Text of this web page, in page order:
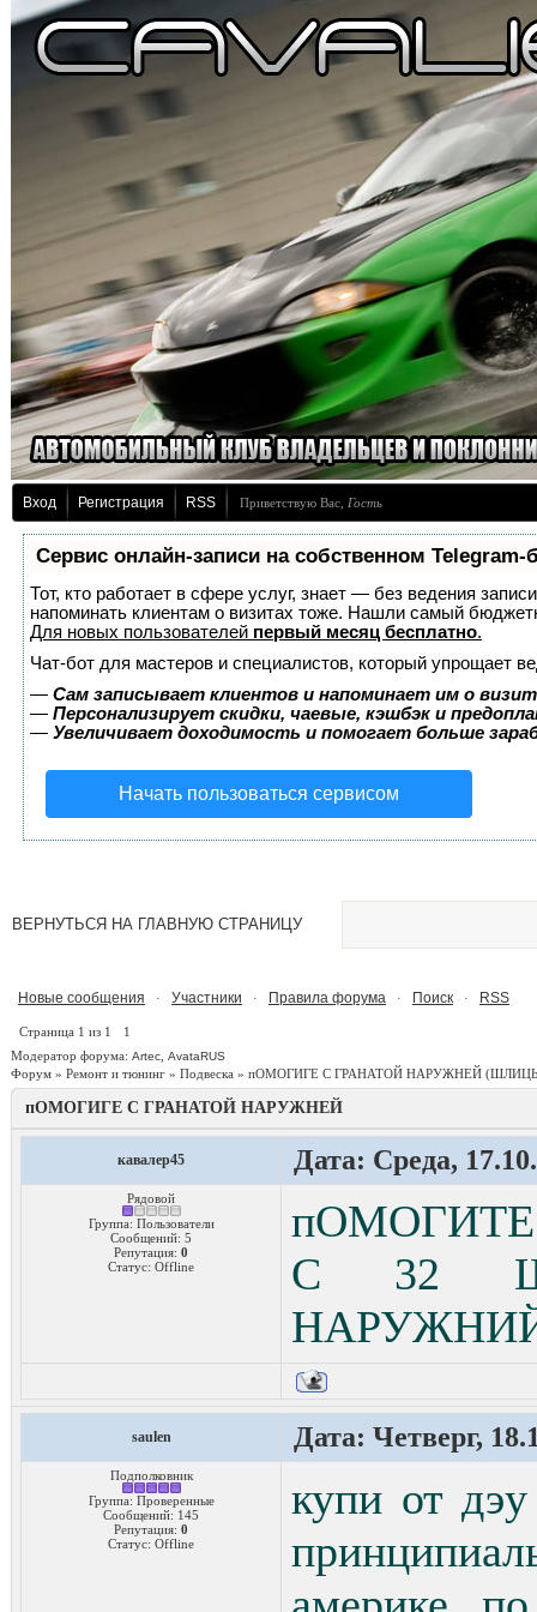
Вход Регистрация RSS Приветствую Вас Гость
Сервис онлайн-записи на собственном Telegram-
Тот, кто работает в сфере услуг, знает — без ведения
напоминать клиентам о визитах тоже. Нашли самый
Для новых пользователей первый месяц бесплатно.
Чат-бот для мастеров и специалистов, который упрощает
— Сам записывает клиентов и напоминает им о
— Персонализирует скидки, чаевые, кэшбэк и
— Увеличивает доходимость и помогает больше
Начать пользоваться сервисом
ВЕРНУТЬСЯ НА ГЛАВНУЮ СТРАНИЦУ
Новые сообщения · Участники · Правила форума · Поиск · RSS
Страница 1 из 1
1
Модератор форума: Artec AvataRUS
Форум » Ремонт и тюнинг » Подвеска » пОМОГИГЕ С ГРАНАТОЙ НАРУЖНЕЙ
пОМОГИГЕ С ГРАНАТОЙ НАРУЖНЕЙ
кавалер45 Дата: Среда,
Рядовой
Группа: Пользователи
Сообщений: 5
Репутация: 0
Статус: Offline
С 32
saulen Дата: Четверг,
Подполковник
Группа: Проверенные
Сообщений: 145
Репутация: 0
Статус: Offline
купи от